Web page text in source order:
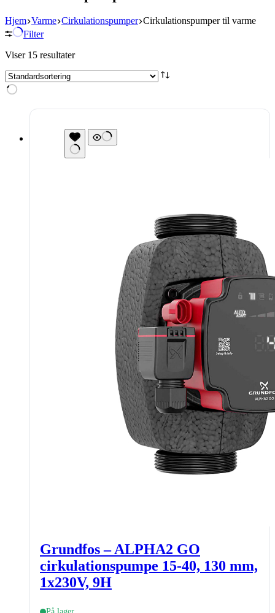
Hjem Varme Cirkulationspumper Cirkulationspumper til varme
Filter
Viser 15 resultater
Grundfos – ALPHA2 GO
cirkulationspumpe 15-40, 130 mm,
1x230V, 9H